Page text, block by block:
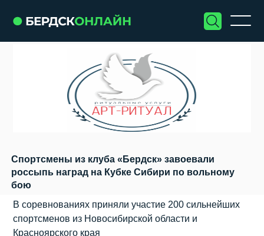
Спортсмены из клуба «Бердск» завоевали
россыпь наград на Кубке Сибири по вольному
бою
В соревнованиях приняли участие 200 сильнейших
спортсменов из Новосибирской области и
Красноярского края